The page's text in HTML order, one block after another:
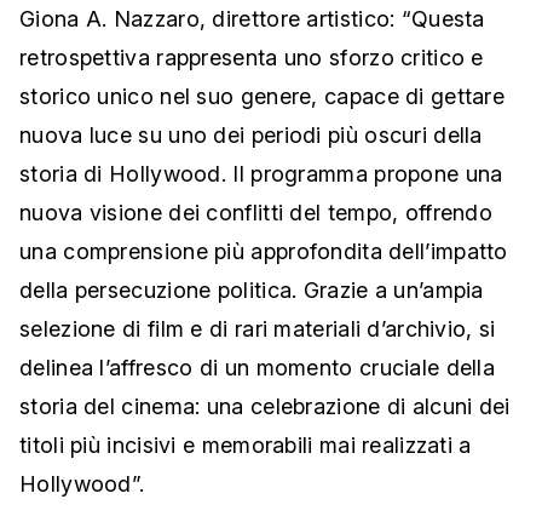
Giona A. Nazzaro, direttore artistico: “Questa
retrospettiva rappresenta uno sforzo critico e
storico unico nel suo genere, capace di gettare
nuova luce su uno dei periodi più oscuri della
storia di Hollywood. Il programma propone una
nuova visione dei conflitti del tempo, offrendo
una comprensione più approfondita dell’impatto
della persecuzione politica. Grazie a un’ampia
selezione di film e di rari materiali d’archivio, si
delinea l’affresco di un momento cruciale della
storia del cinema: una celebrazione di alcuni dei
titoli più incisivi e memorabili mai realizzati a
Hollywood”.